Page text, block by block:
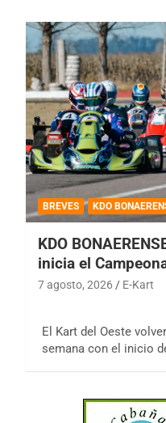
BREVES KDO
KDO
inicia el
7 agosto, 2026 E-Kart
El Kart del Oeste
semana con el inicio